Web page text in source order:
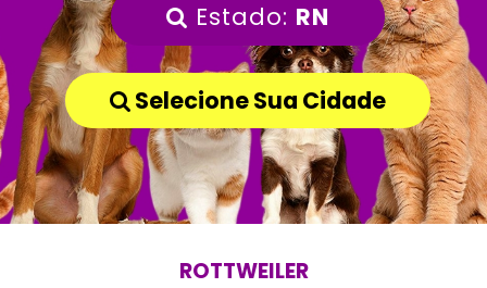
Estado: RN
Selecione Sua Cidade
ROTTWEILER